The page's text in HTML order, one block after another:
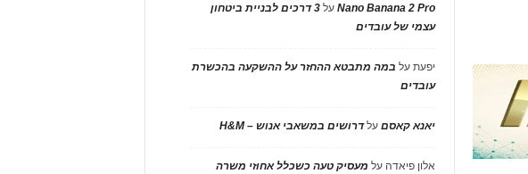
Nano Banana 2 Proעל
3 דרכים לבניית ביטחון
עצמי של עובדים
יפעתעל במה מתבטא ההחזר על ההשקעה בהכשרת
עובדים
יאנא קאסםעלדרושים במשאבי אנוש – H&M
אלון פיאדה על מעסיק טעה כשכלל אחוזי משרה